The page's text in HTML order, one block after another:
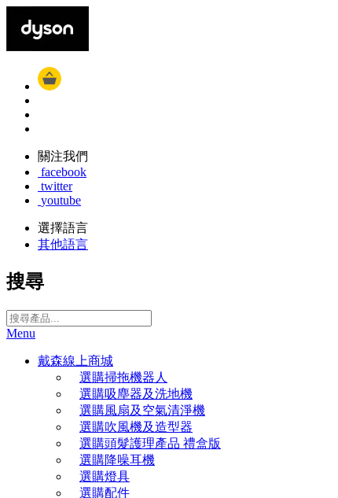
關注我們
facebook
twitter
youtube
選擇語言
其他語言
搜尋
Menu
戴森線上商城
選購掃拖機器人
選購吸塵器及洗地機
選購風扇及空氣清淨機
選購吹風機及造型器
選購頭髮護理產品 禮盒版
選購降噪耳機
選購燈具
選購配件